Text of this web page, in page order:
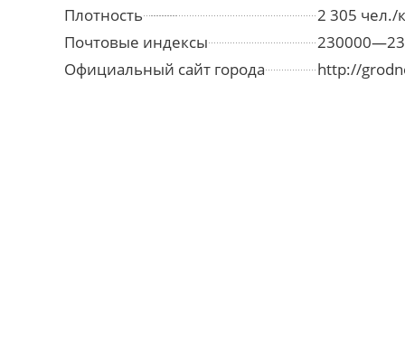
Плотность
2 305 чел./
Почтовые индексы
Официальный сайт города
http://